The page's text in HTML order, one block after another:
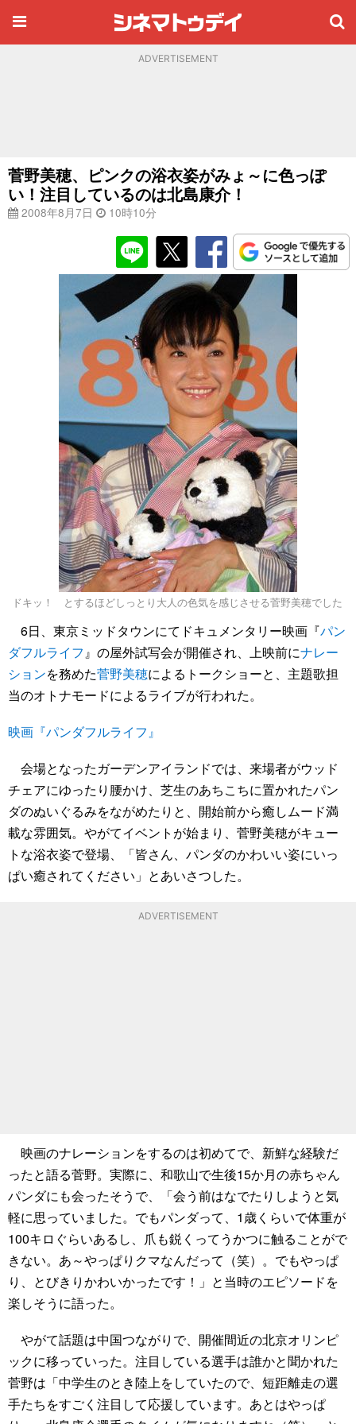
ADVERTISEMENT
菅野美穂、ピンクの浴衣姿がみょ～に色っぽ
い！注目しているのは北島康介！
2008年8月7日 10時10分
ドキッ！ とするほどしっとり大人の色気を感じさせる菅野美穂でした
6日、東京ミッドタウンにてドキュメンタリー映画『パン
ダフルライフ』の屋外試写会が開催され、上映前にナレー
ションを務めた菅野美穂によるトークショーと、主題歌担
当のオトナモードによるライブが行われた。
映画『パンダフルライフ』
会場となったガーデンアイランドでは、来場者がウッド
チェアにゆったり腰かけ、芝生のあちこちに置かれたパン
ダのぬいぐるみをながめたりと、開始前から癒しムード満
載な雰囲気。やがてイベントが始まり、菅野美穂がキュー
トな浴衣姿で登場、「皆さん、パンダのかわいい姿にいっ
ぱい癒されてください」とあいさつした。
ADVERTISEMENT
映画のナレーションをするのは初めてで、新鮮な経験だ
ったと語る菅野。実際に、和歌山で生後15か月の赤ちゃん
パンダにも会ったそうで、「会う前はなでたりしようと気
軽に思っていました。でもパンダって、1歳くらいで体重が
100キロぐらいあるし、爪も鋭くってうかつに触ることがで
きない。あ～やっぱりクマなんだって（笑）。でもやっぱ
り、とびきりかわいかったです！」と当時のエピソードを
楽しそうに語った。
やがて話題は中国つながりで、開催間近の北京オリンピ
ックに移っていった。注目している選手は誰かと聞かれた
菅野は「中学生のとき陸上をしていたので、短距離走の選
手たちをすごく注目して応援しています。あとはやっぱ